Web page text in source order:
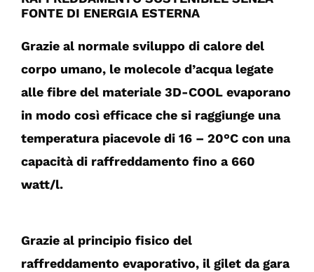
FONTE DI ENERGIA ESTERNA
Grazie al normale sviluppo di calore del
corpo umano, le molecole d’acqua legate
alle fibre del materiale 3D-COOL evaporano
in modo così efficace che si raggiunge una
temperatura piacevole di 16 – 20°C con una
capacità di raffreddamento fino a 660
watt/l.
Grazie al principio fisico del
raffreddamento evaporativo, il gilet da gara